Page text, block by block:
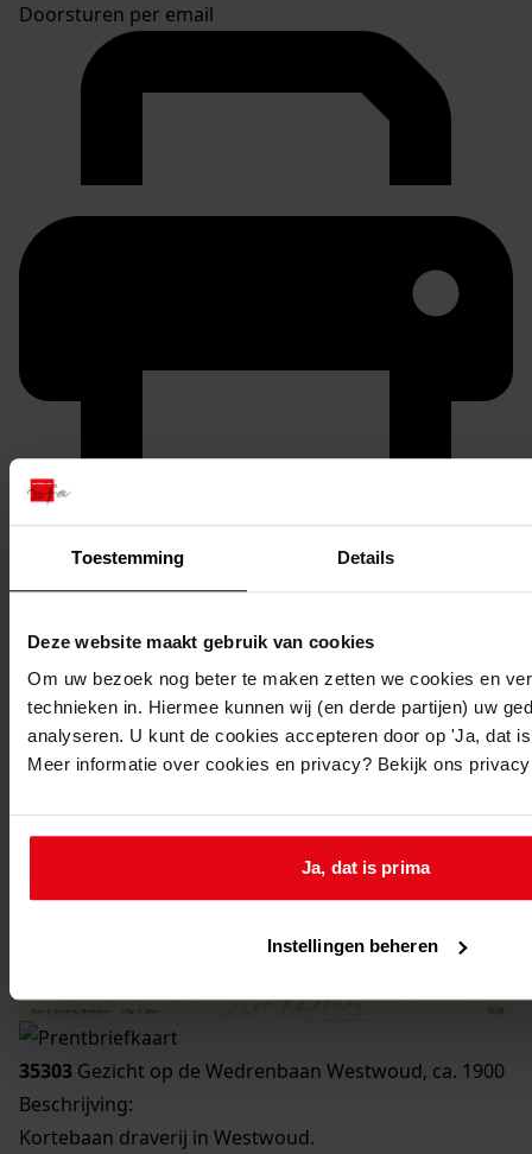
Toestemming Details
Deze website maakt gebruik van cookies
Om uw bezoek nog beter te maken zetten we cookies en
technieken in. Hiermee kunnen wij (en derde partijen) uw
analyseren. U kunt de cookies accepteren door op 'Ja, dat
Meer informatie over cookies en privacy? Bekijk ons
Ja, dat is prima
Instellingen beheren
Doorsturen per email
duurzaam webadres
35303 Gezicht op de Wedrenbaan Westwoud, ca. 1900
Beschrijving:
Kortebaan draverij in Westwoud.